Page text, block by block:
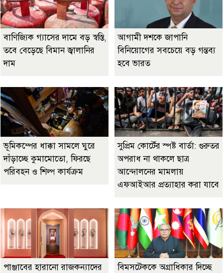
বাণিজ্যিক গ্যাসের দামে বড় স্বস্তি,
তবে বেড়েছে বিমান জ্বালানির
দাম
আগামী দশকে জাপানি
বিনিয়োগের সবচেয়ে বড় গন্তব্য
হবে ভারত
ভূমিকম্পের ধাক্কা সামলে ঘুরে
দাঁড়াচ্ছে কুমামোতো, ফিরছে
পরিবহন ও শিল্প কার্যক্রম
সুপ্রিম কোর্টের স্পষ্ট বার্তা: গুরুতর
অপরাধ না থাকলে ছাত্র
আন্দোলনের মামলায়
এফআইআর প্রত্যাহার করা যাবে
পাঞ্জাবের হারানো রাজকন্যাদের
বিমসটেককে অগ্রাধিকার দিচ্ছে